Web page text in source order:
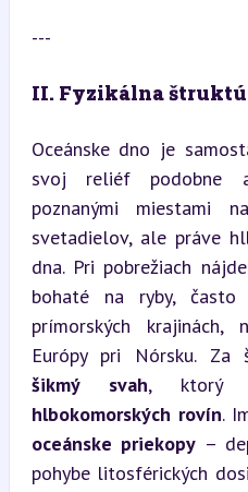
---
II. Fyzikálna
Oceánske dno je
svoj reliéf podobne
poznanými miestami
svetadielov, ale práve
dna. Pri pobrežiach
bohaté na ryby, často
prímorských
šikmý svah
hlbokomorských rovín
oceánske priekopy –
pohybe litosférických